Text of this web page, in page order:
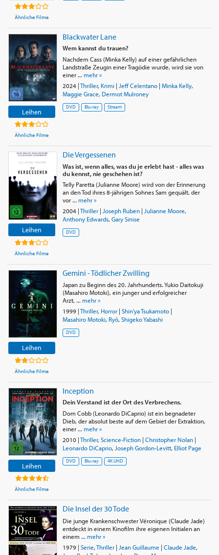
Ähnliche Filme
Leihen
Ähnliche Filme
Blackwater Lane
Wem kannst du trauen?
Nachdem Cass (Minka Kelly) auf einer gefährlichen
Landstraße Zeugin einer Tragödie wurde, wird sie von
einer ... mehr »
2024|Thriller, Krimi| Jeff Celentano| Minka Kelly,
Maggie Grace, Dermot Mulroney
DVD Blu-ray Stream
Leihen
Ähnliche Filme
Die Vergessenen
Was ist, wenn alles, was du je erlebt hast - alles was
du kennst, nie geschehen ist?
Telly Paretta (Julianne Moore) wird von der Erinnerung
an den Tod ihres 8-jährigen Sohnes Sam gequält, der
vor ... mehr »
2004|Thriller| Joseph Ruben| Julianne Moore,
Anthony Edwards, Gary Sinise
DVD
Leihen
Ähnliche Filme
Gemini - Tödlicher Zwilling
Japan zu Beginn des 20. Jahrhunderts. Yukio Daitokuji
(Masahiro Motoki), ein junger und erfolgreicher
Arzt, ... mehr »
1999|Thriller, Horror| Shin'ya Tsukamoto|
Masahiro Motoki, Ryô, Shigeko Yabashi
DVD
Leihen
Ähnliche Filme
Inception
Dein Verstand ist der Ort des Verbrechens.
Dom Cobb (Leonardo DiCaprio) ist ein begnadeter
Dieb, der absolut beste auf dem Gebiet der Extraktion,
einer ... mehr »
2010|Thriller, Science-Fiction| Christopher Nolan|
Leonardo DiCaprio, Joseph Gordon-Levitt, Elliot Page
DVD Blu-ray 4K UHD
Die Insel der 30 Tode
Die junge Krankenschwester Véronique (Claude Jade)
entdeckt in einem Kinofilm ihre eigenen Initialen an
einem ... mehr »
1979| Serie,Thriller| Jean Guillaume | Claude Jade,